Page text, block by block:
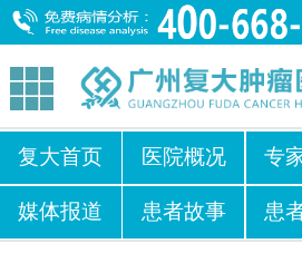
复大首页 医院概况 专
媒体报道 患者故事 患